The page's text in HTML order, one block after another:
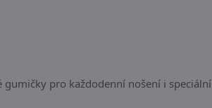
pro každodenní nošení i speciální